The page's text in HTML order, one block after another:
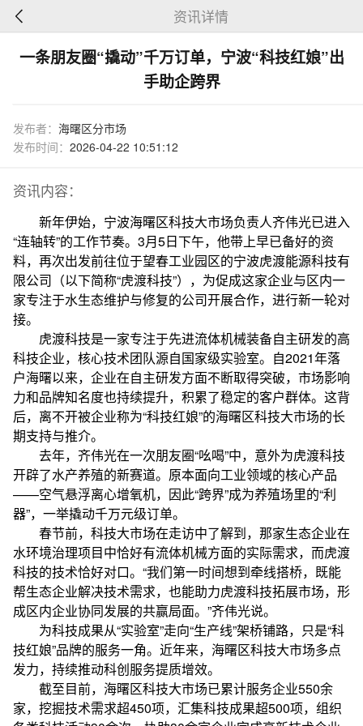
资讯详情
一条朋友圈“撬动”千万订单，宁波“科技红娘”出
手助企跨界
发布者： 海曙区分市场
发布时间： 2026-04-22 10:51:12
资讯内容：
新年伊始，宁波海曙区科技大市场负责人齐伟光已进入
“连轴转”的工作节奏。3月5日下午，他带上早已备好的资
料，再次出发前往位于望春工业园区的宁波虎渡能源科技有
限公司（以下简称“虎渡科技”），为促成这家企业与区内一
家专注于水生态维护与修复的公司开展合作，进行新一轮对
接。
虎渡科技是一家专注于先进流体机械装备自主研发的高
科技企业，核心技术团队源自国家级实验室。自2021年落
户海曙以来，企业在自主研发方面不断取得突破，市场影响
力和品牌知名度也持续提升，积累了稳定的客户群体。这背
后，离不开被企业称为“科技红娘”的海曙区科技大市场的长
期支持与推介。
去年，齐伟光在一次朋友圈“吆喝”中，意外为虎渡科技
开辟了水产养殖的新赛道。原本面向工业领域的核心产品
——空气悬浮离心增氧机，因此“跨界”成为养殖场里的“利
器”，一举撬动千万元级订单。
春节前，科技大市场在走访中了解到，那家生态企业在
水环境治理项目中恰好有流体机械方面的实际需求，而虎渡
科技的技术恰好对口。“我们第一时间想到牵线搭桥，既能
帮生态企业解决技术需求，也能助力虎渡科技拓展市场，形
成区内企业协同发展的共赢局面。”齐伟光说。
为科技成果从“实验室”走向“生产线”架桥铺路，只是“科
技红娘”品牌的服务一角。近年来，海曙区科技大市场多点
发力，持续推动科创服务提质增效。
截至目前，海曙区科技大市场已累计服务企业550余
家，挖掘技术需求超450项，汇集科技成果超500项，组织